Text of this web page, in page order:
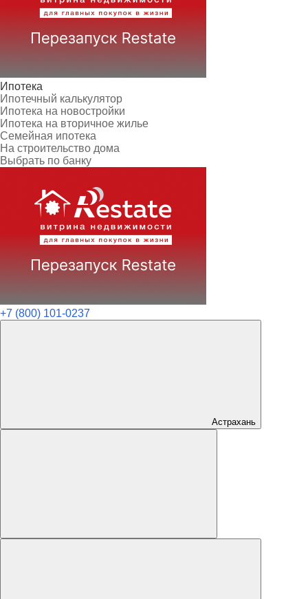
Ипотека
Ипотечный калькулятор
Ипотека на новостройки
Ипотека на вторичное жилье
Семейная ипотека
На строительство дома
Выбрать по банку
+7 (800) 101-0237
Астрахань